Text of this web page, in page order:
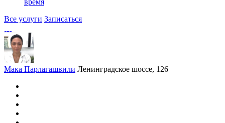
время
Все услуги Записаться
Мака Парлагашвили Ленинградское шоссе, 126